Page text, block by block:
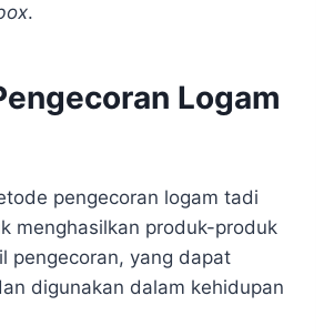
.
Logam
pengecoran logam tadi
menghasilkan produk-produk
pengecoran, yang dapat
digunakan dalam kehidupan